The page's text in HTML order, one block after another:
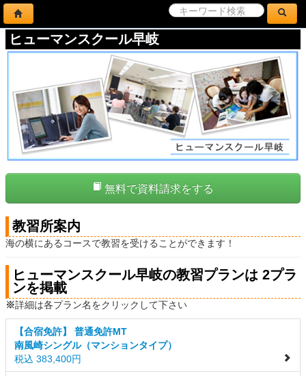
ヒューマンスクール早岐
無料で資料請求をする
教習所案内
海の横にあるコースで教習を受けることができます！
ヒューマンスクール早岐の教習プランは 2プラ
ンを掲載
※詳細は各プラン名をクリックして下さい
【合宿免許】 普通免許MT
南風崎シングル（マンションタイプ）
税込 383,400円